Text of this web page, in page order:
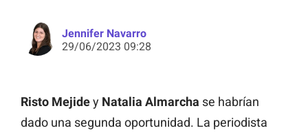
Jennifer Navarro
29/06/2023 09:28
Risto Mejidey Natalia Almarcha se habrían
dado una segunda oportunidad. La periodista